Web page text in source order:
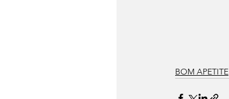
BOM APETITE